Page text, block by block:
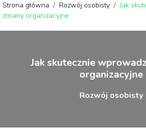
Strona główna / Rozwój osobisty /Jak
zmiany organizacyjne
Jak skutecznie
organizacyjne
Rozwój osobisty